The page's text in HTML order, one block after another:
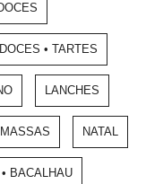
DOCES • TARTES
LANCHES
MASSAS NATAL
BACALHAU